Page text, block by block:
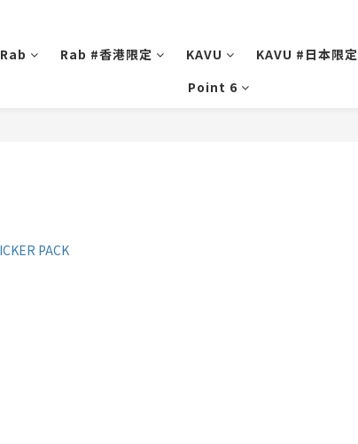
Rab Rab #香港限定 KAVU KAVU #日本限定
Point 6